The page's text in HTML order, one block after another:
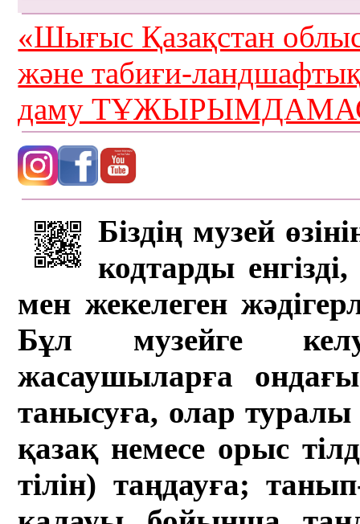
«Шығыс Қазақстан
және табиғи-
даму
Біздің музей
кодтарды
мен жекелеген
Бұл музейге
жасаушыларға
танысуға, олар туралы
қазақ немесе орыс
тілін) таңдауға;